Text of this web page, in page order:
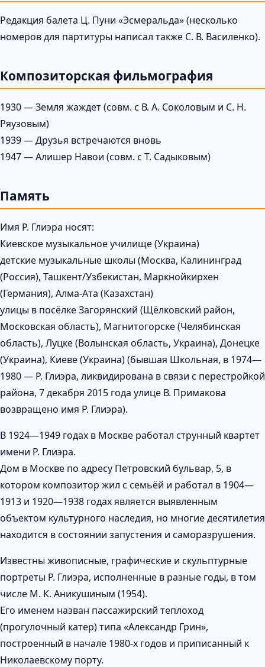
Редакция балета Ц. Пуни «Эсмеральда» (несколько
номеров для партитуры написал также С. В. Василенко).
Композиторская фильмография
1930 — Земля жаждет (совм. с В. А. Соколовым и С. Н.
Ряузовым)
1939 — Друзья встречаются вновь
1947 — Алишер Навои (совм. с Т. Садыковым)
Память
Имя Р. Глиэра носят:
Киевское музыкальное училище (Украина)
детские музыкальные школы (Москва, Калининград
(Россия), Ташкент/Узбекистан, Маркнойкирхен
(Германия), Алма-Ата (Казахстан)
улицы в посёлке Загорянский (Щёлковский район,
Московская область), Магнитогорске (Челябинская
область), Луцке (Волынская область, Украина), Донецке
(Украина), Киеве (Украина) (бывшая Школьная, в 1974—
1980 — Р. Глиэра, ликвидирована в связи с перестройкой
района, 7 декабря 2015 года улице В. Примакова
возвращено имя Р. Глиэра).
В 1924—1949 годах в Москве работал струнный квартет
имени Р. Глиэра.
Дом в Москве по адресу Петровский бульвар, 5, в
котором композитор жил с семьёй и работал в 1904—
1913 и 1920—1938 годах является выявленным
объектом культурного наследия, но многие десятилетия
находится в состоянии запустения и саморазрушения.
Известны живописные, графические и скульптурные
портреты Р. Глиэра, исполненные в разные годы, в том
числе М. К. Аникушиным (1954).
Его именем назван пассажирский теплоход
(прогулочный катер) типа «Александр Грин»,
построенный в начале 1980-х годов и приписанный к
Николаевскому порту.